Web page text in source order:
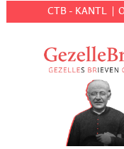
CTB - KANTL